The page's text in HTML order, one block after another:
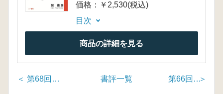
価格：￥2,530(税込)
目次
商品の詳細を見る
＜ 第68回「古代東アジア史料論 」 書評一覧 第66回「弥生時代の東西交流 広域的な連動性を考える」